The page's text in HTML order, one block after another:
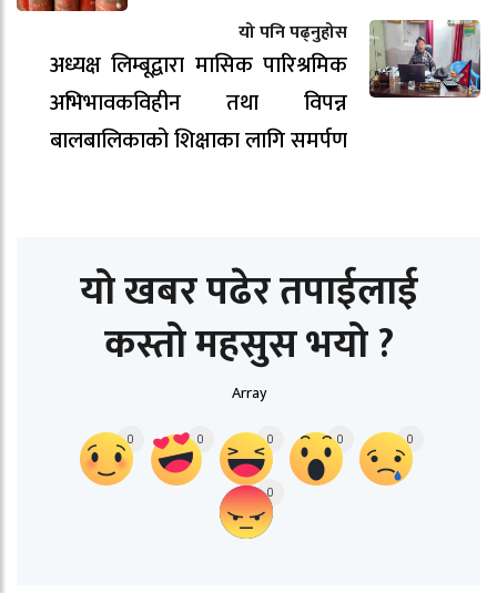
यो पनि पढ्नुहोस
अध्यक्ष लिम्बूद्वारा मासिक पारिश्रमिक
अभिभावकविहीन तथा विपन्न
बालबालिकाको शिक्षाका लागि समर्पण
यो खबर पढेर तपाईलाई
कस्तो महसुस भयो ?
Array
0 0 0 0 0
0